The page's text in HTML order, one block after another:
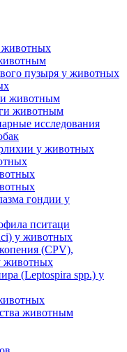
животных
пузыря у животных
животным
животным
исследования
у животных
гондии у
пситаци
у животных
(CPV),
животных
(Leptospira spp.) у
животным